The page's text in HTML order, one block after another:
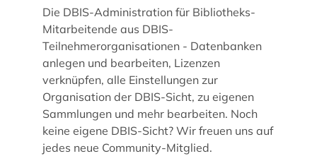
Die DBIS-Administration für Bibliotheks-
Mitarbeitende aus DBIS-
Teilnehmerorganisationen - Datenbanken
anlegen und bearbeiten, Lizenzen
verknüpfen, alle Einstellungen zur
Organisation der DBIS-Sicht, zu eigenen
Sammlungen und mehr bearbeiten. Noch
keine eigene DBIS-Sicht? Wir freuen uns auf
jedes neue Community-Mitglied.